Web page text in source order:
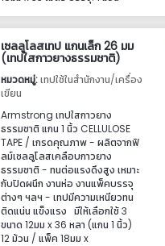
เซลลูโลสเทป แกนเล็ก 26 มม
(เทปใสกาวยางธรรมชาติ)
หมวดหมู่:เทปใช้ในสำนักงาน/เครื่อง
เขียน
Armstrong เทปใสกาวยาง
ธรรมชาติ แกน 1 นิ้ว CELLULOSE
TAPE / เกรดคุณภาพ - ผลิตจากฟิ
ลม์เซลลูโลสเคลือบกาวยาง
ธรรมชาติ - ทนต่อแรงดึงสูง เหมาะ
กับปิดผนึก งานห่อ งานแพ็คบรรจุ
ต่างๆ ฯลฯ - เทปมีความเหนียวทน
ติดแน่น แข็งแรง มีให้เลือกใช้ 3
ขนาด 12มม x 36 หลา (แกน 1 นิ้ว)
12 ม้วน / แพ็ค 18มม x